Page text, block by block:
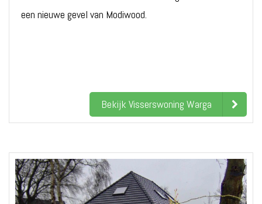
een nieuwe gevel van Modiwood.
Bekijk Visserswoning Warga